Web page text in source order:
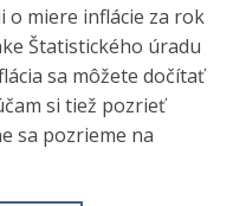
o miere inflácie za rok
Štatistického úradu
sa môžete dočítať
si tiež pozrieť
sa pozrieme na